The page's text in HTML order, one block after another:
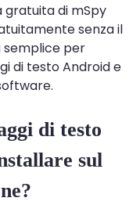
gratuita di mSpy
senza il
semplice per
di testo Android e
di testo
sul